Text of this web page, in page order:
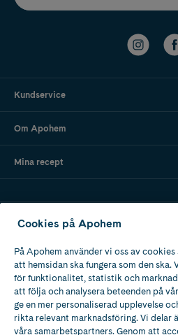
Kundservice
Om Apohem
Mina recept
Ladda ner vår app
Apotek med tillstånd
av Läkemedelsverket
Cookies på Apohem
På Apohem använder vi oss av
att hemsidan ska fungera som den ska.
för funktionalitet, statistik och
att följa och analysera beteenden på
ge en mer personaliserad upplevelse
rikta relevant marknadsföring. Vi delar
våra samarbetspartners. Genom att